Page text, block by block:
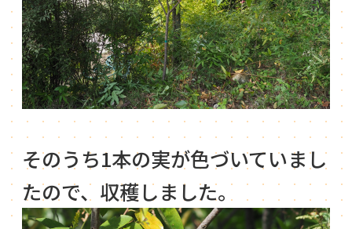
そのうち1本の実が色づいていまし
たので、収穫しました。